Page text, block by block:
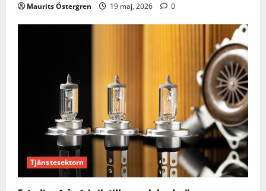
Maurits Östergren 19 maj, 2026 0
Tjänstesektorn